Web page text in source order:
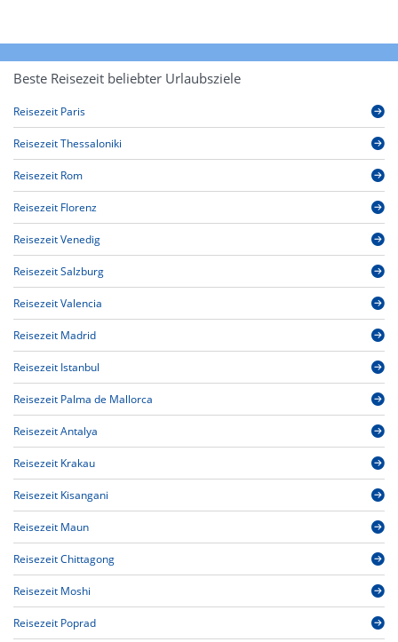
Beste Reisezeit beliebter Urlaubsziele
Reisezeit Paris
Reisezeit Thessaloniki
Reisezeit Rom
Reisezeit Florenz
Reisezeit Venedig
Reisezeit Salzburg
Reisezeit Valencia
Reisezeit Madrid
Reisezeit Istanbul
Reisezeit Palma de Mallorca
Reisezeit Antalya
Reisezeit Krakau
Reisezeit Kisangani
Reisezeit Maun
Reisezeit Chittagong
Reisezeit Moshi
Reisezeit Poprad